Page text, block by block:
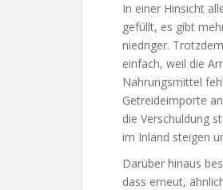
In einer Hinsicht
gefüllt, es gibt
niedriger.
einfach, weil die
Nahrungsmittel
Getreideimporte
die Verschuldung
im Inland steigen
Darüber hinaus
dass erneut,